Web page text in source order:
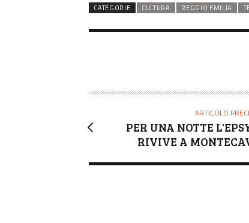
CATEGORIE CULTURA REGGIO EMILIA
ARTICOLO
PER UNA NOTTE
RIVIVE A